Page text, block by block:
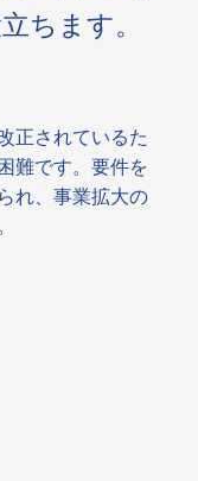
ちます。
正されているた
難です。要件を
れ、事業拡大の